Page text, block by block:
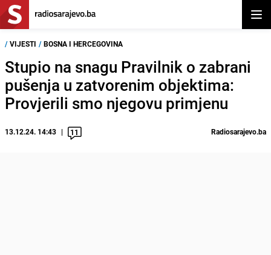
/ VIJESTI / BOSNA I HERCEGOVINA
Stupio na snagu Pravilnik o zabrani
pušenja u zatvorenim objektima:
Provjerili smo njegovu primjenu
13.12.24. 14:43 11 Radiosarajevo.ba